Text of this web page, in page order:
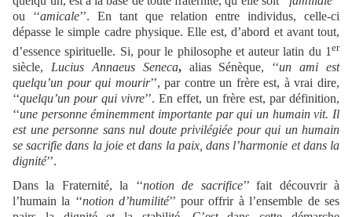
ou ‘‘amicale’’. En tant que relation entre individus, celle-ci
dépasse le simple cadre physique. Elle est, d’abord et avant tout,
d’essence spirituelle. Si, pour le philosophe et auteur latin du 1 er
siècle, Lucius Annaeus Seneca, alias Sénèque, ‘‘un ami est
quelqu’un pour qui mourir’’, par contre un frère est, à vrai dire,
‘‘quelqu’un pour qui vivre’’. En effet, un frère est, par définition,
‘‘une personne éminemment importante par qui un humain vit. Il
est une personne sans nul doute privilégiée pour qui un humain
se sacrifie dans la joie et dans la paix, dans l’harmonie et dans la
dignité’’.
Dans la Fraternité, la ‘‘notion de sacrifice’’ fait découvrir à
l’humain la ‘‘notion d’humilité’’ pour offrir à l’ensemble de ses